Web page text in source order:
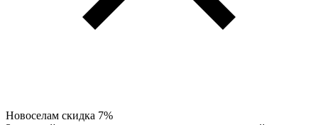
Новоселам скидка 7%